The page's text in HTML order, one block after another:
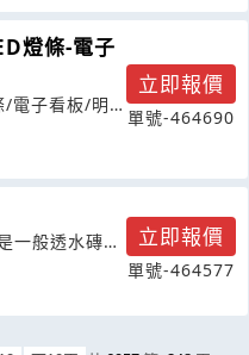
燈條-電子
/電子看板/明
立即報價
單號-464690
一般透水磚的
立即報價
單號-464577